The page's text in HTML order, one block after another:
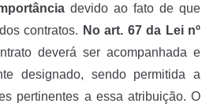
devido ao fato de que
contratos. No art. 67 da Lei nº
deverá ser acompanhada e
designado, sendo permitida a
pertinentes a essa atribuição. O